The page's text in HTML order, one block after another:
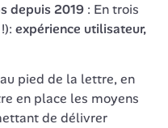
depuis 2019 : En trois
expérience utilisateur,
pied de la lettre, en
en place les moyens
de délivrer